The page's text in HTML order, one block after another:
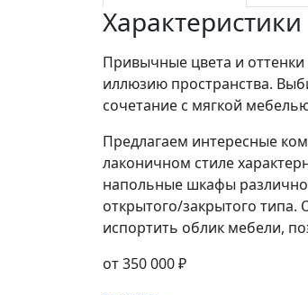
Характеристики
Привычные цвета и
иллюзию пространства.
сочетание с мягкой
Предлагаем интересные
лаконичном стиле
напольные шкафы
открытого/закрытого типа.
испортить облик мебели,
от350 000 ₽